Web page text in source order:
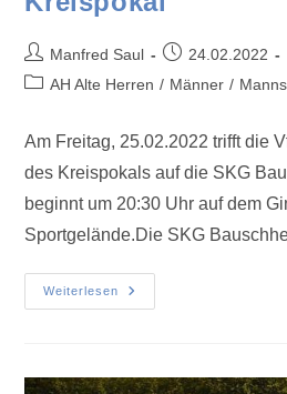
Manfred Saul
24.02.2022
AH Alte Herren / Männer /
Am Freitag, 25.02.2022 trifft die
des Kreispokals auf die SKG
beginnt um 20:30 Uhr auf dem
Sportgelände.Die SKG
Weiterlesen